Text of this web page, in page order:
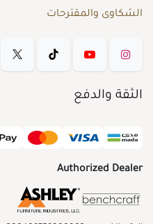
الشكاوى والمقترحات
الثقة والدفع
Authorized Dealer